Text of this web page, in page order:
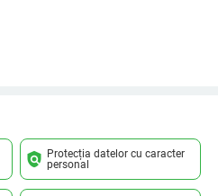
policy Protecția datelor cu caracter
personal